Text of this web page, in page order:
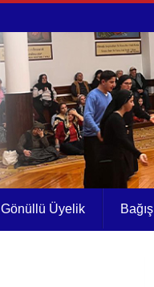
Gönüllü Üyelik Bağış